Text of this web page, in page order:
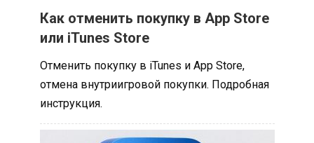
Как отменить покупку в App Store
или iTunes Store
Отменить покупку в iTunes и App Store,
отмена внутриигровой покупки. Подробная
инструкция.